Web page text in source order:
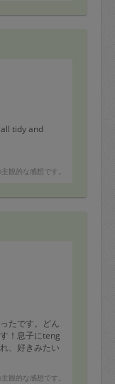
tidy and
観的な感想です。
たです。どん
！息子にteng
、好きみたい
観的な感想です。